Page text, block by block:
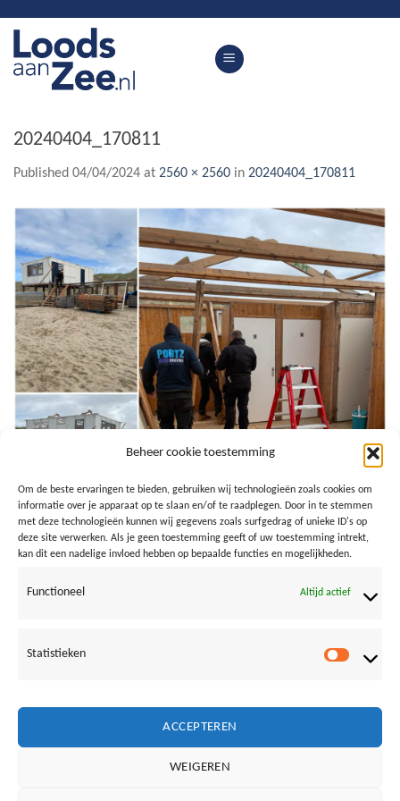
Beheer cookie toestemming
Om de beste ervaringen te bieden, gebruiken wij technologieën zoals cookies om
informatie over je apparaat op te slaan en/of te raadplegen. Door in te stemmen
met deze technologieën kunnen wij gegevens zoals surfgedrag of unieke ID's op
deze site verwerken. Als je geen toestemming geeft of uw toestemming intrekt,
kan dit een nadelige invloed hebben op bepaalde functies en mogelijkheden.
Functioneel Altijd actief
Statistieken
ACCEPTEREN
WEIGEREN
content
20240404_170811
Published 04/04/2024 at 2560 × 2560 in 20240404_170811
4 april
Both comments and trackbacks are currently closed.
Next→